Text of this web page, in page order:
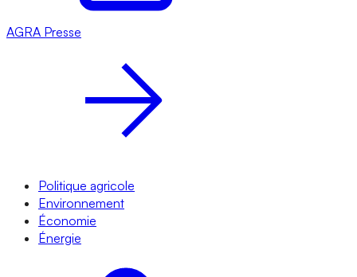
AGRA Presse
Politique agricole
Environnement
Économie
Énergie